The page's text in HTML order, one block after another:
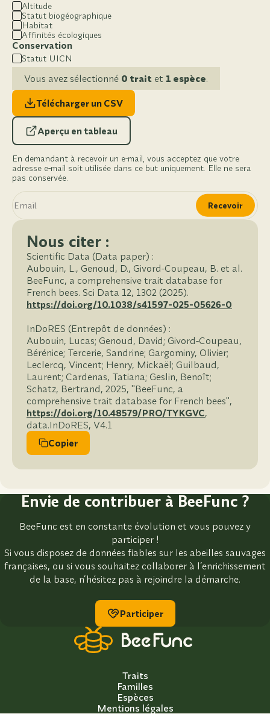
Altitude
Statut biogéographique
Habitat
Affinités écologiques
Conservation
Statut UICN
Vous avez sélectionné 0 trait et 1 espèce.
Télécharger un CSV
Aperçu en tableau
En demandant à recevoir un e-mail, vous acceptez que votre
adresse e-mail soit utilisée dans ce but uniquement. Elle ne sera
pas conservée.
Recevoir
Nous citer :
Scientific Data (Data paper) :
Aubouin, L., Genoud, D., Givord-Coupeau, B. et al.
BeeFunc, a comprehensive trait database for
French bees. Sci Data 12, 1302 (2025).
https://doi.org/10.1038/s41597-025-05626-0
InDoRES (Entrepôt de données) :
Aubouin, Lucas; Genoud, David; Givord-Coupeau,
Bérénice; Tercerie, Sandrine; Gargominy, Olivier;
Leclercq, Vincent; Henry, Mickaël; Guilbaud,
Laurent; Cardenas, Tatiana; Geslin, Benoît;
Schatz, Bertrand, 2025, "BeeFunc, a
comprehensive trait database for French bees",
https://doi.org/10.48579/PRO/TYKGVC,
data.InDoRES, V4.1
Copier
Envie de contribuer à BeeFunc ?
BeeFunc est en constante évolution et vous pouvez y
participer !
Si vous disposez de données fiables sur les abeilles sauvages
françaises, ou si vous souhaitez collaborer à l’enrichissement
de la base, n’hésitez pas à rejoindre la démarche.
Participer
Traits
Familles
Espèces
Mentions légales